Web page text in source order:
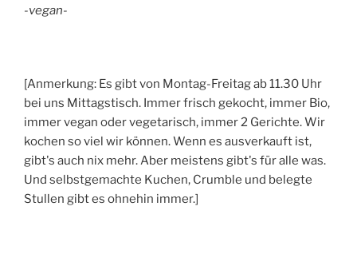
-vegan-
[Anmerkung: Es gibt von Montag-Freitag ab 11.30 Uhr
bei uns Mittagstisch. Immer frisch gekocht, immer Bio,
immer vegan oder vegetarisch, immer 2 Gerichte. Wir
kochen so viel wir können. Wenn es ausverkauft ist,
gibt's auch nix mehr. Aber meistens gibt's für alle was.
Und selbstgemachte Kuchen, Crumble und belegte
Stullen gibt es ohnehin immer.]